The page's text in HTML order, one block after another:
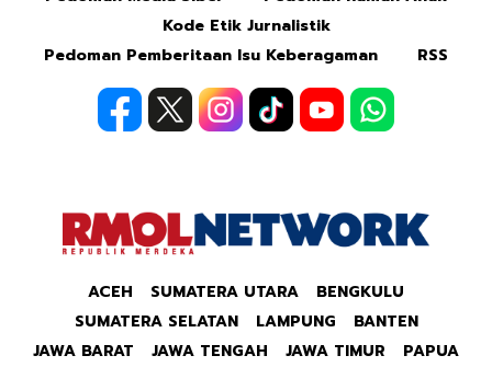
Kode Etik Jurnalistik
Pedoman Pemberitaan Isu Keberagaman
RSS
ACEH SUMATERA UTARA
BENGKULU
SUMATERA SELATAN
LAMPUNG
BANTEN
JAWA BARAT
JAWA TENGAH JAWA TIMUR PAPUA